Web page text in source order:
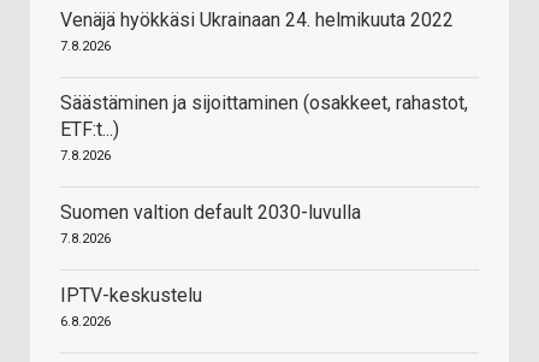
Venäjä hyökkäsi Ukrainaan 24. helmikuuta 2022
7.8.2026
Säästäminen ja sijoittaminen (osakkeet, rahastot,
ETF:t...)
7.8.2026
Suomen valtion default 2030-luvulla
7.8.2026
IPTV-keskustelu
6.8.2026